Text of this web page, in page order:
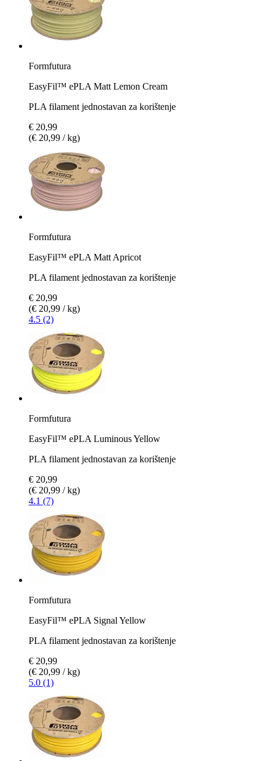
Formfutura
EasyFil™ ePLA Matt Lemon Cream
PLA filament jednostavan za korištenje
€ 20,99
(€ 20,99 / kg)
Formfutura
EasyFil™ ePLA Matt Apricot
PLA filament jednostavan za korištenje
€ 20,99
(€ 20,99 / kg)
4.5 (2)
Formfutura
EasyFil™ ePLA Luminous Yellow
PLA filament jednostavan za korištenje
€ 20,99
(€ 20,99 / kg)
4.1 (7)
Formfutura
EasyFil™ ePLA Signal Yellow
PLA filament jednostavan za korištenje
€ 20,99
(€ 20,99 / kg)
5.0 (1)